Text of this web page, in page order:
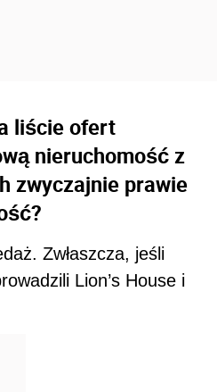
liście ofert
nieruchomość z
zwyczajnie prawie
Zwłaszcza, jeśli
Lion’s House i